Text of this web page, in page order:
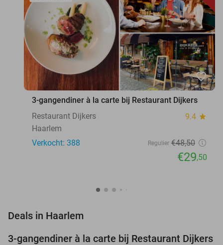
favorite_border
3-gangendiner à la carte bij Restaurant Dijkers
Restaurant Dijkers
9.4 star
Haarlem
Verkocht: 388
Regulier €48,50
€29,50
Deals in Haarlem
3-gangendiner à la carte bij Restaurant Dijkers